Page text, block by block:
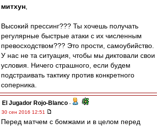
митхун
Высокий прессинг??? Ты хочешь получать
регулярные быстрые атаки с их численным
превосходством??? Это прости, самоубийство.
У нас не та ситуация, чтобы мы диктовали свои
условия. Ничего страшного, если будем
подстраивать тактику против конкретного
соперника.
El Jugador Rojo-Blanco -
30 сен 2016 12:51
Перед матчем с бомжами и в целом перед